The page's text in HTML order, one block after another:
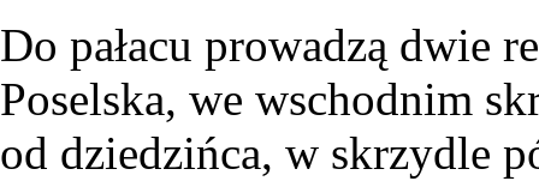
Do pałacu prowadzą dwie
Poselska, we wschodnim
od dziedzińca, w skrzydle